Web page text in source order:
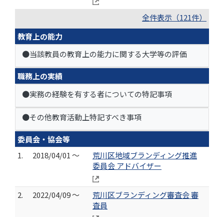
全件表示（121件）
教育上の能力
●当該教員の教育上の能力に関する大学等の評価
職務上の実績
●実務の経験を有する者についての特記事項
●その他教育活動上特記すべき事項
委員会・協会等
1.
2018/04/01 ～
荒川区地域ブランディング推進
委員会 アドバイザー
2. 2022/04/09 ～
荒川区ブランディング審査会 審
査員